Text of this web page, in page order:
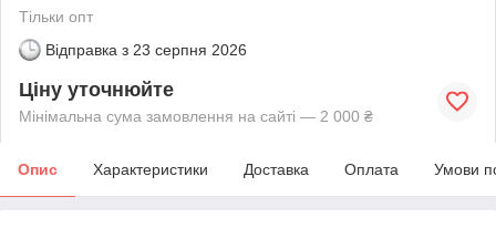
Тільки опт
Відправка з 23 серпня 2026
Ціну уточнюйте
Мінімальна сума замовлення на сайті — 2 000 ₴
Опис Характеристики Доставка Оплата Умови